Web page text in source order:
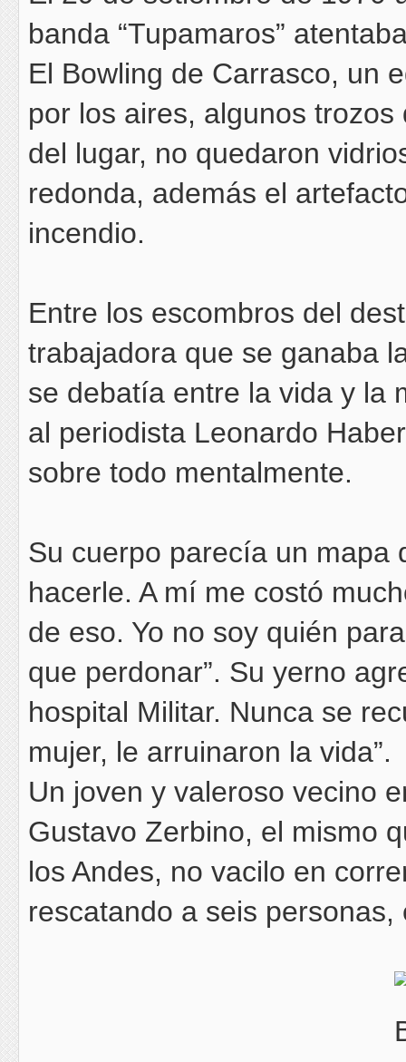
banda “Tupamaros”
El Bowling de Carrasco, un
por los aires, algunos
del lugar, no quedaron
redonda, además el
incendio.
Entre los escombros del
trabajadora que se ganaba
se debatía entre la vida y la
al periodista Leonardo
sobre todo mentalmente.
Su cuerpo parecía un mapa
hacerle. A mí me costó
de eso. Yo no soy quién
que perdonar”. Su yerno
hospital Militar. Nunca se
mujer, le arruinaron la vida”.
Un joven y valeroso vecino
Gustavo Zerbino, el mismo
los Andes, no vacilo en
rescatando a seis